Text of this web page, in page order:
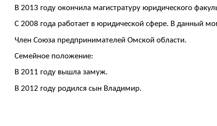
В 2013 году окончила магистратуру юридического
С 2008 года работает в юридической сфере. В данный
Член Союза предпринимателей Омской области.
Семейное положение:
В 2011 году вышла замуж.
В 2012 году родился сын Владимир.